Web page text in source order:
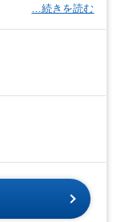
…続きを読む